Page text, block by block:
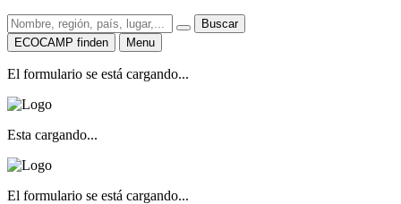
Buscar
ECOCAMP finden
Menu
El formulario se está cargando...
Esta cargando...
El formulario se está cargando...